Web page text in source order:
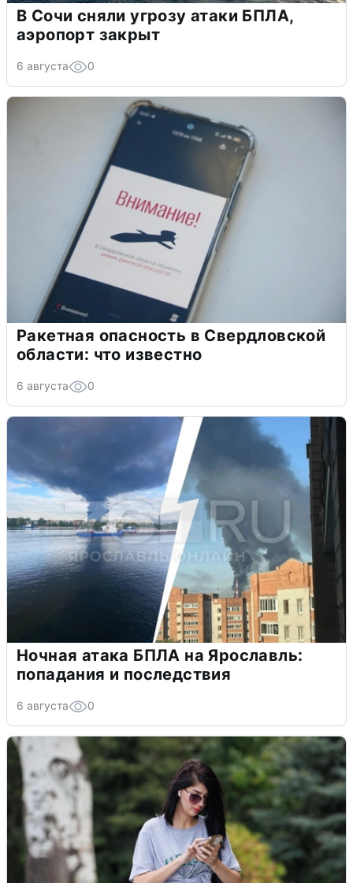
В Сочи сняли угрозу атаки БПЛА,
аэропорт закрыт
6 августа 0
Ракетная опасность в Свердловской
области: что известно
6 августа 0
Ночная атака БПЛА на Ярославль:
попадания и последствия
6 августа 0